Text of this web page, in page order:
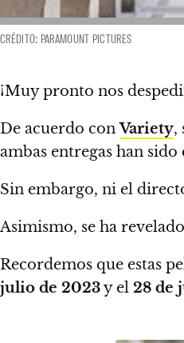
CRÉDITO: PARAMOUNT PICTURES
¡Muy pronto nos
De acuerdo conVariety,
ambas entregas han
Sin embargo, ni el
Asimismo, se ha
Recordemos que estas
julio de 2023y el 28 de